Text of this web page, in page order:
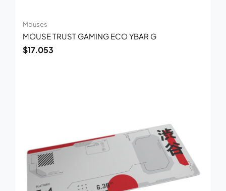
Mouses
MOUSE TRUST GAMING ECO YBAR G
$17.053